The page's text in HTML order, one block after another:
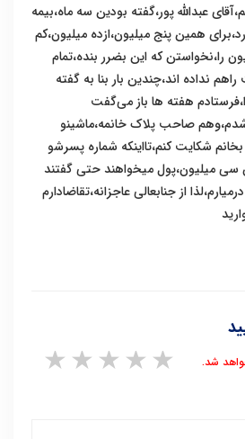
عبدالله پور،گفته بودین سه ماه،بیمه
همین پنج میلیون،ازده میلیون،کم
را،نخواستن که این بضرر بنده،تمام
نداده اند،چندین بار بنا به گفته
هفته ها باز می‌گفت
صاحب پلاک خانمه،ماشینو
شکایت کنم،تااینکه شماره پسرشو
سی میلیون،پول میخواهند حتی گفتند
از جنابعالی عاجزانه،تقاضادارم
5 stars
4 stars
3 stars
2 stars شد.